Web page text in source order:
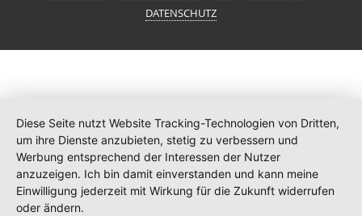
DATENSCHUTZ
Diese Seite nutzt Website Tracking-Technologien von Dritten,
um ihre Dienste anzubieten, stetig zu verbessern und
Werbung entsprechend der Interessen der Nutzer
anzuzeigen. Ich bin damit einverstanden und kann meine
Einwilligung jederzeit mit Wirkung für die Zukunft widerrufen
oder ändern.